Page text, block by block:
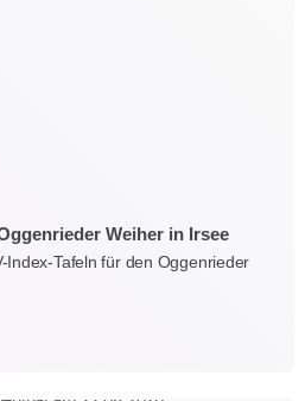
Weiher in Irsee
Index-Tafeln für den Oggenrieder